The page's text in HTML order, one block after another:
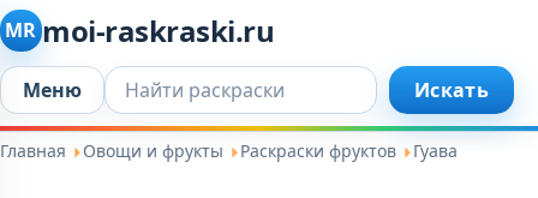
MR moi-raskraski.ru
Меню Искать... Искать
Главная Овощи и фрукты Раскраски фруктов Гуава